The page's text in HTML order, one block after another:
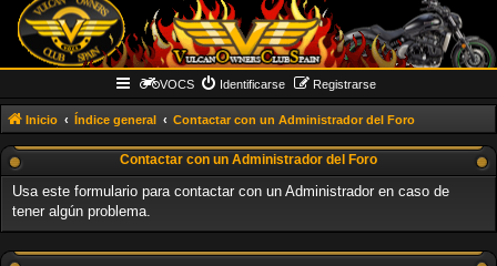
VOCS Identificarse Registrarse
Inicio Índice general Contactar con un Administrador del Foro
Contactar con un Administrador del Foro
Usa este formulario para contactar con un Administrador en caso de
tener algún problema.